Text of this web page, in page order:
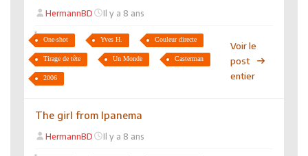
HermannBD Il y a 8 ans
One-shot Yves H. Couleur directe
Tirage de tête Un Monde Casterman
2006
Voir le
post
entier
The girl from Ipanema
HermannBD Il y a 8 ans